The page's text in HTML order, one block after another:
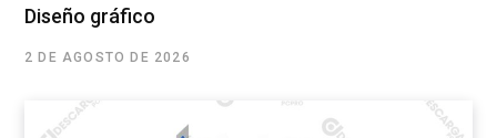
Diseño gráfico
2 DE AGOSTO DE 2026